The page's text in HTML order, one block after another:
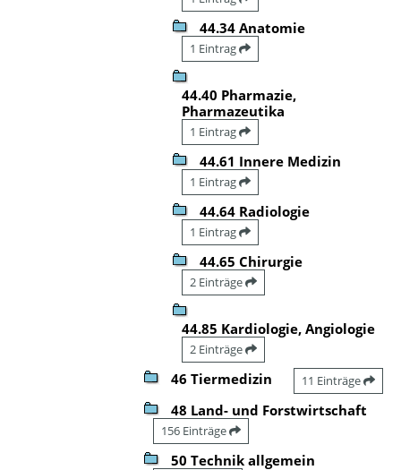
44.34 Anatomie
1 Eintrag
44.40 Pharmazie,
Pharmazeutika
1 Eintrag
44.61 Innere Medizin
1 Eintrag
44.64 Radiologie
1 Eintrag
44.65 Chirurgie
2 Einträge
44.85 Kardiologie, Angiologie
2 Einträge
46 Tiermedizin 11 Einträge
48 Land- und Forstwirtschaft
156 Einträge
50 Technik allgemein